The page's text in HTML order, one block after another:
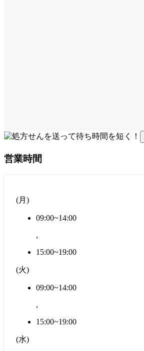
営業時間
(月 )
09:00~14:00
,
15:00~19:00
(火)
09:00~14:00
,
15:00~19:00
(水)